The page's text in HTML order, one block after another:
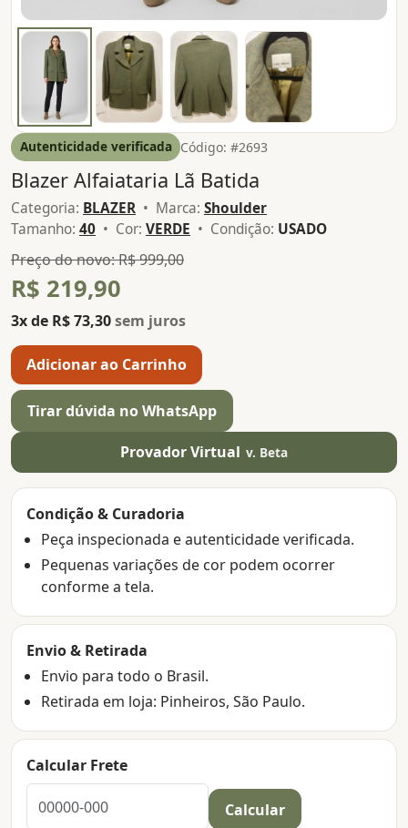
Autenticidade verificada Código: #2693
Blazer Alfaiataria Lã Batida
Categoria: BLAZER • Marca: Shoulder
Tamanho: 40 • Cor: VERDE • Condição: USADO
Preço do novo: R$ 999,00
R$ 219,90
3x de R$ 73,30sem juros
Adicionar ao Carrinho
Tirar dúvida no WhatsApp
Provador Virtual v. Beta
Condição & Curadoria
Peça inspecionada e autenticidade verificada.
Pequenas variações de cor podem ocorrer
conforme a tela.
Envio & Retirada
Envio para todo o Brasil.
Retirada em loja: Pinheiros, São Paulo.
Calcular Frete
Calcular